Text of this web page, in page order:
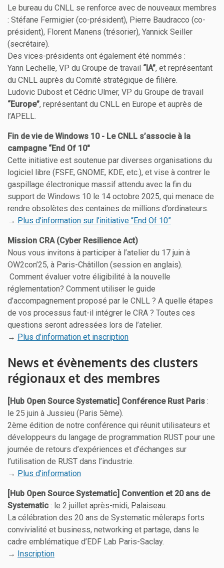
Le bureau du CNLL se renforce avec de nouveaux membres
: Stéfane Fermigier (co-président), Pierre Baudracco (co-
président), Florent Manens (trésorier), Yannick Seiller
(secrétaire).
Des vices-présidents ont également été nommés :
Yann Lechelle, VP du Groupe de travail “IA”, et représentant
du CNLL auprès du Comité stratégique de filière.
Ludovic Dubost et Cédric Ulmer, VP du Groupe de travail
“Europe”, représentant du CNLL en Europe et auprès de
l’APELL.
Fin de vie de Windows 10 - Le CNLL s’associe à la
campagne “End Of 10"
Cette initiative est soutenue par diverses organisations du
logiciel libre (FSFE, GNOME, KDE, etc.), et vise à contrer le
gaspillage électronique massif attendu avec la fin du
support de Windows 10 le 14 octobre 2025, qui menace de
rendre obsolètes des centaines de millions d’ordinateurs.
→ Plus d’information sur l’initiative “End Of 10”
Mission CRA (Cyber Resilience Act)
Nous vous invitons à participer à l’atelier du 17 juin à
OW2con’25, à Paris-Châtillon (session en anglais).
Comment évaluer votre éligibilité à la nouvelle
réglementation? Comment utiliser le guide
d’accompagnement proposé par le CNLL ? A quelle étapes
de vos processus faut-il intégrer le CRA ? Toutes ces
questions seront adressées lors de l’atelier.
→ Plus d’information et inscription
News et évènements des clusters
régionaux et des membres
[Hub Open Source Systematic] Conférence Rust Paris :
le 25 juin à Jussieu (Paris 5ème).
2ème édition de notre conférence qui réunit utilisateurs et
développeurs du langage de programmation RUST pour une
journée de retours d’expériences et d’échanges sur
l’utilisation de RUST dans l’industrie.
→ Plus d’information
[Hub Open Source Systematic] Convention et 20 ans de
Systematic : le 2 juillet après-midi, Palaiseau.
La célébration des 20 ans de Systematic mêleraps forts
convivialité et business, networking et partage, dans le
cadre emblématique d’EDF Lab Paris-Saclay.
→
Inscription